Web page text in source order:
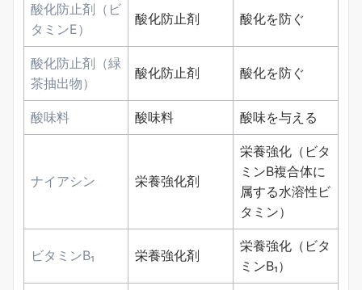
酸化防止剤（ビ
タミンE）
酸化防止剤 酸化を防ぐ
酸化防止剤（緑
茶抽出物）
酸化防止剤 酸化を防ぐ
酸味料 酸味料 酸味を与える
ナイアシン 栄養強化剤
栄養強化（ビタ
ミンB複合体に
属する水溶性ビ
タミン）
ビタミンB₁ 栄養強化剤
栄養強化（ビタ
ミンB₁）